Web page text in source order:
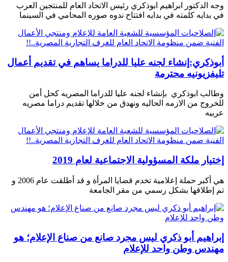
وجه الدكتور ابراهيم ابوذكري رئيس الاتحاد العام للمنتجين العرب
في بدايه كلمته في بدايه افتتاح ندوه صوره المحامي في السينما
أبوذكري:إنشاء لجنه عليا للدراما يساهم في تقديم أعمال
تليفزيونيه محترمة
وطالب ابوذكري بإنشاء لجنه عليا للدراما المصريه كحل أمن
للخروج من الازمه الحاليه ونهدق من خلالها تقديم دراما مصريه
عربيه
إختيار ملكة المسؤولية الاجتماعية لعام 2019
هي أكبر حملة إعلامية تخدم قضايا المرأة و قد أطلقت عام 2006 و
تم إطلاقها بشكل رسمي من مقر الجامعة
إبراهيم أبو ذكري ليس مجرد صانع من صناع الإعلام؛ هو
مهندس وطن واحد للإعلام